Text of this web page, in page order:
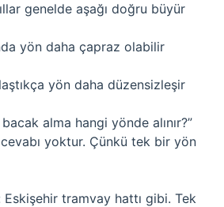
genelde aşağı doğru büyür
yön daha çapraz olabilir
yön daha düzensizleşir
alma hangi yönde alınır?”
yoktur. Çünkü tek bir yön
Eskişehir tramvay hattı gibi. Tek